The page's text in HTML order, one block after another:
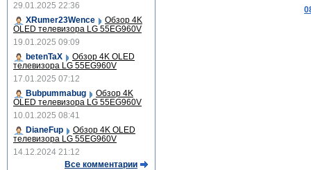
29.01.2025 22:36
XRumer23Wence
Обзор 4K
OLED телевизора LG 55EG960V
19.01.2025 09:09
betenTaX
Обзор 4K OLED
телевизора LG 55EG960V
17.01.2025 07:12
Bubpummabug
Обзор 4K
OLED телевизора LG 55EG960V
10.01.2025 08:41
DianeFup
Обзор 4K OLED
телевизора LG 55EG960V
14.12.2024 21:12
Все комментарии